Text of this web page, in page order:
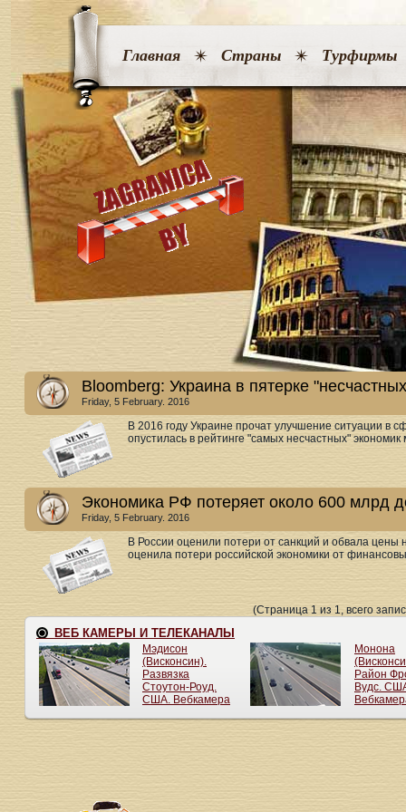
Главная Страны Турфирмы
Bloomberg: Украина в пятерке
Friday, 5 February. 2016
В 2016 году Украине прочат улучшение ситуации в
опустилась в рейтинге "самых несчастных"
Экономика РФ потеряет около 600 млрд
Friday, 5 February. 2016
В России оценили потери от санкций и обвала
оценила потери российской экономики от
(Страница 1 из 1, всего